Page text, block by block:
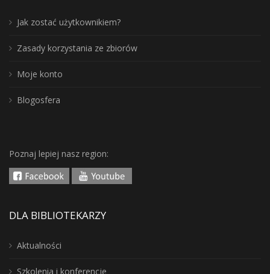
Jak zostać użytkownikiem?
Zasady korzystania ze zbiorów
Moje konto
Blogosfera
Poznaj lepiej nasz region:
DLA BIBLIOTEKARZY
Aktualności
Szkolenia i konferencje